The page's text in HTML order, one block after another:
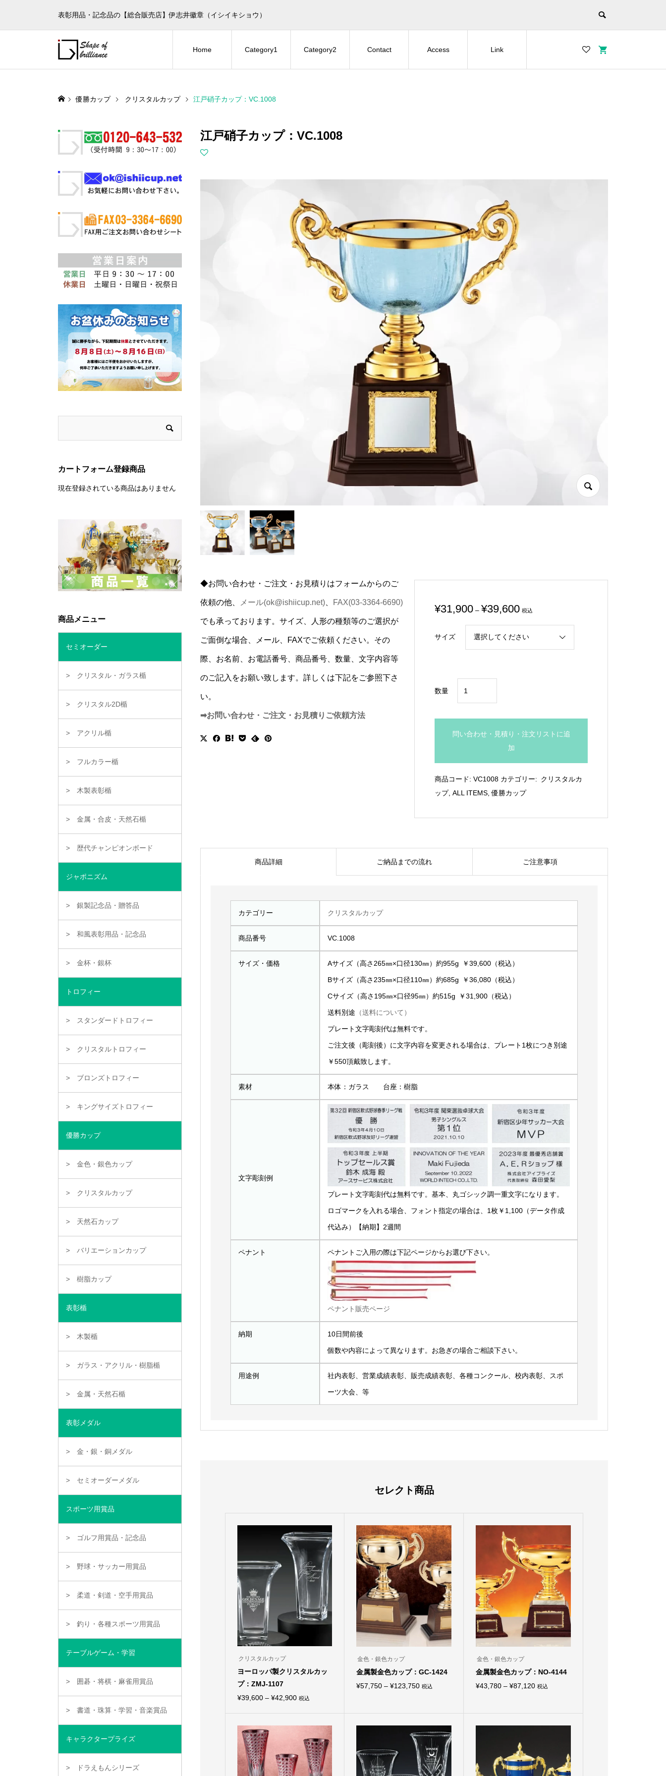
表彰用品・記念品の【総合販売店】伊志井徽章（イシイキショウ）
Home Category1 Category2 Contact Access Link
優勝カップ クリスタルカップ 江戸硝子カップ：VC.1008
江戸硝子カップ：VC.1008
◆お問い合わせ・ご注文・お見積りはフォームからのご
依頼の他、 メール(ok@ishiicup.net) FAX(03-3364-6690)
でも承っております。サイズ、人形の種類等のご選択が
ご面倒な場合、メール、FAXでご依頼ください。その
際、お名前、お電話番号、商品番号、数量、文字内容等
のご記入をお願い致します。詳しくは下記をご参照下さ
い。
➡お問い合わせ・ご注文・お見積りご依頼方法
¥31,900 – ¥39,600 税込
サイズ
数量
VC.1008
個
問い合わせ・見積り・注文リストに追
加
商品コード:VC1008 カテゴリー: クリスタルカ
ップ,ALL ITEMS,優勝カップ
商品詳細 ご納品までの流れ ご注意事項
カテゴリー クリスタルカップ
商品番号 VC.1008
サイズ・価格 Aサイズ（高さ265㎜×口径130㎜）約955g ￥39,600（税込）
Bサイズ（高さ235㎜×口径110㎜）約685g ￥36,080（税込）
Cサイズ（高さ195㎜×口径95㎜）約515g ￥31,900（税込）
送料別途 （送料について）
プレート文字彫刻代は無料です。
ご注文後（彫刻後）に文字内容を変更される場合は、プレート1枚につき別途
￥550頂戴致します。
素材 本体：ガラス 台座：樹脂
文字彫刻例
プレート文字彫刻代は無料です。基本、丸ゴシック調一重文字になります。
ロゴマークを入れる場合、フォント指定の場合は、1枚￥1,100（データ作成
代込み）【納期】2週間
ペナント ペナントご入用の際は下記ページからお選び下さい。
ペナント販売ページ
納期 10日間前後
個数や内容によって異なります。お急ぎの場合ご相談下さい。
用途例 社内表彰、営業成績表彰、販売成績表彰、各種コンクール、校内表彰、スポ
ーツ大会、等
セレクト商品
クリスタルカップ
ヨーロッパ製クリスタルカッ
プ：ZMJ-1107
¥39,600 – ¥42,900価
¥42,900
税込
の
品
に
は
数
の
金色・銀色カップ
金属製金色カップ：GC-1424
¥57,750 – ¥123,750価
–
¥123,750
税込
に
数
の
バ
リ
金色・銀色カップ
金属製金色カップ：NO-4144
¥43,780 – ¥87,120価税込
に
バ
リ
カートフォーム登録商品
現在登録されている商品はありません
商品メニュー
セミオーダー
クリスタル・ガラス楯
クリスタル2D楯
アクリル楯
フルカラー楯
木製表彰楯
金属・合皮・天然石楯
歴代チャンピオンボード
ジャポニズム
銀製記念品・贈答品
和風表彰用品・記念品
金杯・銀杯
トロフィー
スタンダードトロフィー
クリスタルトロフィー
ブロンズトロフィー
キングサイズトロフィー
優勝カップ
金色・銀色カップ
クリスタルカップ
天然石カップ
バリエーションカップ
樹脂カップ
表彰楯
木製楯
ガラス・アクリル・樹脂楯
金属・天然石楯
表彰メダル
金・銀・銅メダル
セミオーダーメダル
スポーツ用賞品
ゴルフ用賞品・記念品
野球・サッカー用賞品
柔道・剣道・空手用賞品
釣り・各種スポーツ用賞品
テーブルゲーム・学習
囲碁・将棋・麻雀用賞品
書道・珠算・学習・音楽賞品
キャラクタープライズ
ドラえもんシリーズ